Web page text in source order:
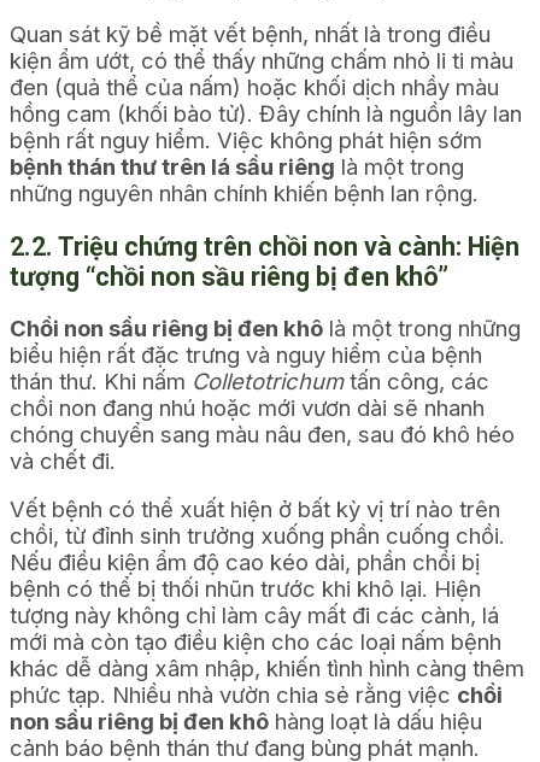
Quan sát kỹ bề mặt vết bệnh, nhất là trong điều
kiện ẩm ướt, có thể thấy những chấm nhỏ li ti màu
đen (quả thể của nấm) hoặc khối dịch nhầy màu
hồng cam (khối bào tử). Đây chính là nguồn lây lan
bệnh rất nguy hiểm. Việc không phát hiện sớm
bệnh thán thư trên lá sầu riêng là một trong
những nguyên nhân chính khiến bệnh lan rộng.
2.2. Triệu chứng trên chồi non và cành: Hiện
tượng “chồi non sầu riêng bị đen khô”
Chồi non sầu riêng bị đen khô là một trong những
biểu hiện rất đặc trưng và nguy hiểm của bệnh
thán thư. Khi nấm Colletotrichumtấn công, các
chồi non đang nhú hoặc mới vươn dài sẽ nhanh
chóng chuyển sang màu nâu đen, sau đó khô héo
và chết đi.
Vết bệnh có thể xuất hiện ở bất kỳ vị trí nào trên
chồi, từ đỉnh sinh trưởng xuống phần cuống chồi.
Nếu điều kiện ẩm độ cao kéo dài, phần chồi bị
bệnh có thể bị thối nhũn trước khi khô lại. Hiện
tượng này không chỉ làm cây mất đi các cành, lá
mới mà còn tạo điều kiện cho các loại nấm bệnh
khác dễ dàng xâm nhập, khiến tình hình càng thêm
phức tạp. Nhiều nhà vườn chia sẻ rằng việc chồi
non sầu riêng bị đen khô hàng loạt là dấu hiệu
cảnh báo bệnh thán thư đang bùng phát mạnh.